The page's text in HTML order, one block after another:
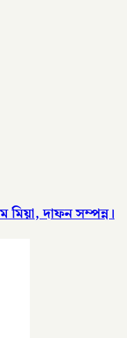
মিয়া, দাফন সম্পন্ন।